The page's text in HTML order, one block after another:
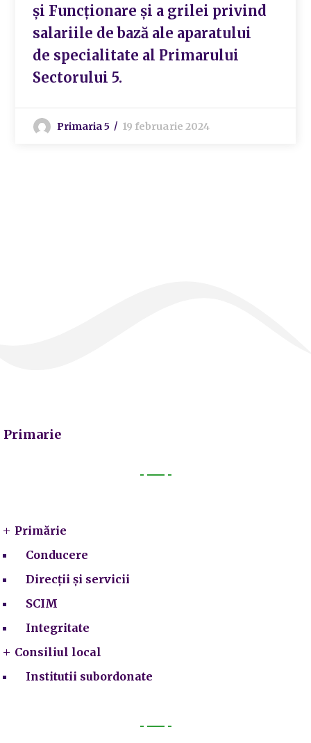
și Funcționare și a grilei privind
salariile de bază ale aparatului
de specialitate al Primarului
Sectorului 5.
Primaria 5 19 februarie 2024
Primarie
Primărie
Conducere
Direcții și servicii
SCIM
Integritate
Consiliul local
Institutii subordonate